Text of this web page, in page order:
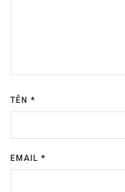
TÊN *
EMAIL *